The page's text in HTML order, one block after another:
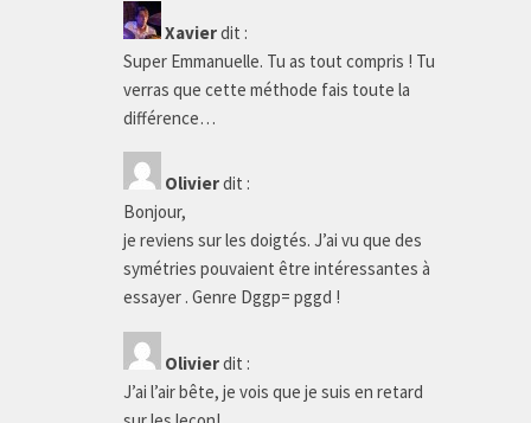
Xavierdit :
Super Emmanuelle. Tu as tout compris ! Tu
verras que cette méthode fais toute la
différence…
Olivierdit :
Bonjour,
je reviens sur les doigtés. J’ai vu que des
symétries pouvaient être intéressantes à
essayer . Genre Dggp= pggd !
Olivierdit :
J’ai l’air bête, je vois que je suis en retard